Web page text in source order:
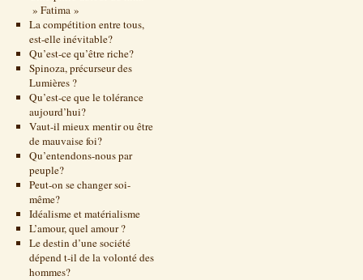
» Fatima »
La compétition entre tous,
est-elle inévitable?
Qu’est-ce qu’être riche?
Spinoza, précurseur des
Lumières ?
Qu’est-ce que le tolérance
aujourd’hui?
Vaut-il mieux mentir ou être
de mauvaise foi?
Qu’entendons-nous par
peuple?
Peut-on se changer soi-
même?
Idéalisme et matérialisme
L’amour, quel amour ?
Le destin d’une société
dépend t-il de la volonté des
hommes?